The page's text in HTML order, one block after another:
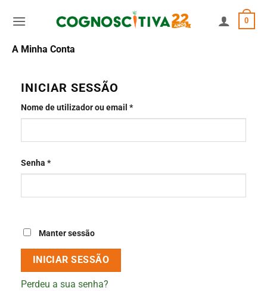
0
A Minha Conta
INICIAR SESSÃO
Nome de utilizador ou email *Obrigatório
Senha *Obrigatório
Manter sessão
INICIAR SESSÃO
Perdeu a sua senha?